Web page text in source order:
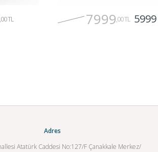
,00 TL 7999,00 TL 5999
Adres
Atatürk Caddesi No:127/F Çanakkale Merkez/